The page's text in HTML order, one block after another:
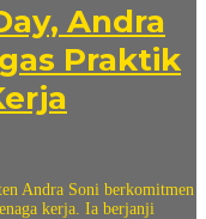
Andra
Praktik
Andra Soni berkomitmen
kerja. Ia berjanji